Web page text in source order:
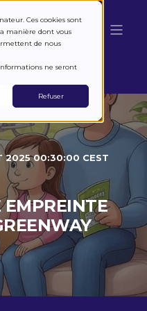
Ces cookies sont
manière dont vous
de nous
ne seront
Refuser
2025 00:30:00 CEST
EMPREINTE